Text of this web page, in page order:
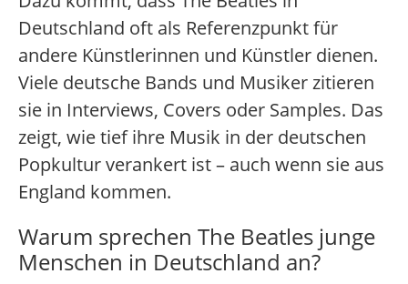
Deutschland oft als Referenzpunkt für
andere Künstlerinnen und Künstler dienen.
Viele deutsche Bands und Musiker zitieren
sie in Interviews, Covers oder Samples. Das
zeigt, wie tief ihre Musik in der deutschen
Popkultur verankert ist – auch wenn sie aus
England kommen.
Warum sprechen The Beatles junge
Menschen in Deutschland an?